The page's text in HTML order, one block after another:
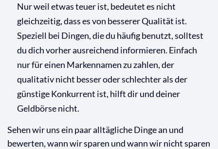
Nur weil etwas teuer ist, bedeutet es nicht
gleichzeitig, dass es von besserer Qualität ist.
Speziell bei Dingen, die du häufig benutzt, solltest
du dich vorher ausreichend informieren. Einfach
nur für einen Markennamen zu zahlen, der
qualitativ nicht besser oder schlechter als der
günstige Konkurrent ist, hilft dir und deiner
Geldbörse nicht.
Sehen wir uns ein paar alltägliche Dinge an und
bewerten, wann wir sparen und wann wir nicht sparen